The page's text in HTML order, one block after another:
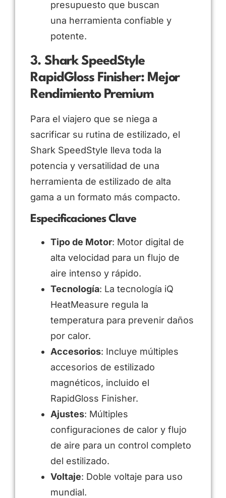
presupuesto que buscan
una herramienta confiable y
potente.
3. Shark SpeedStyle
RapidGloss Finisher: Mejor
Rendimiento Premium
Para el viajero que se niega a
sacrificar su rutina de estilizado, el
Shark SpeedStyle lleva toda la
potencia y versatilidad de una
herramienta de estilizado de alta
gama a un formato más compacto.
Especificaciones Clave
Tipo de Motor: Motor digital de
alta velocidad para un flujo de
aire intenso y rápido.
Tecnología: La tecnología iQ
HeatMeasure regula la
temperatura para prevenir daños
por calor.
Accesorios: Incluye múltiples
accesorios de estilizado
magnéticos, incluido el
RapidGloss Finisher.
Ajustes: Múltiples
configuraciones de calor y flujo
de aire para un control completo
del estilizado.
Voltaje: Doble voltaje para uso
mundial.